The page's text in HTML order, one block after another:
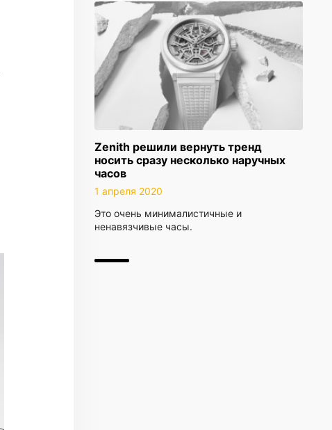
Zenith решили вернуть тренд
носить сразу несколько наручных
часов
1 апреля 2020
Это очень минималистичные и
ненавязчивые часы.